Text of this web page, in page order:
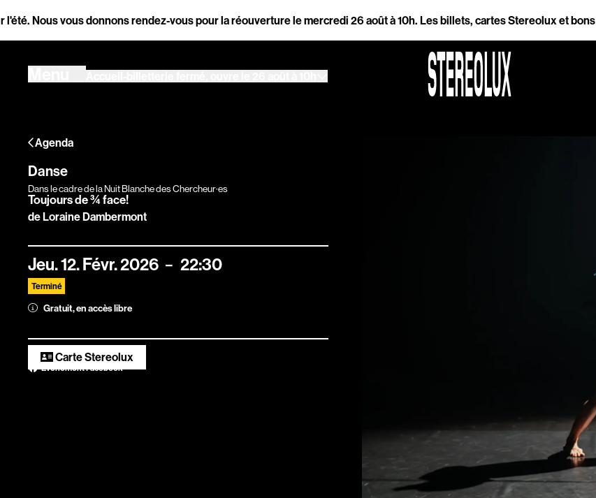
vous donnons rendez-vous pour la réouverture le mercredi 26 août à 10h.Les billets, cartes Stereolux et bons
Ouvrir la navigation principale
Agenda
Danse
Dans le cadre de la Nuit Blanche des Chercheur·es
Toujours de ¾ face!
de Loraine Dambermont
Jeu.12.Févr.2026 22:30
Terminé
Gratuit, en accès libre
Carte Stereolux
Évènement Facebook
Ouvrir la navigation principale
Magazine
Stereolux
Arts & cultures
numériques
Accessibilité
Location /